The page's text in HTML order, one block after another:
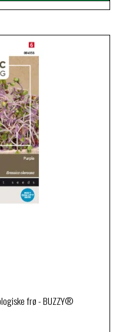
frø - BUZZY®